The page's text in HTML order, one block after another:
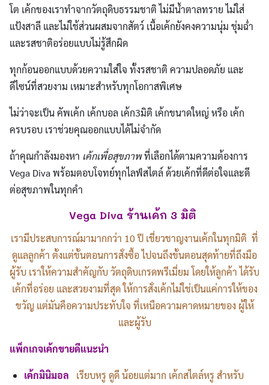
โต เค้กของเราทำจากวัตถุดิบธรรมชาติ ไม่มีน้ำตาลทราย ไม่ใส่
แป้งสาลี และไม่ใช้ส่วนผสมจากสัตว์ เนื้อเค้กยังคงความนุ่ม ชุ่มฉ่ำ
และรสชาติอร่อยแบบไม่รู้สึกผิด
ทุกก้อนออกแบบด้วยความใส่ใจ ทั้งรสชาติ ความปลอดภัย และ
ดีไซน์ที่สวยงาม เหมาะสำหรับทุกโอกาสพิเศษ
ไม่ว่าจะเป็น คัพเค้ก เค้กบอล เค้ก3มิติ เค้กขนาดใหญ่ หรือ เค้ก
ครบรอบ เราช่วยคุณออกแบบได้ไม่จำกัด
ถ้าคุณกำลังมองหา เค้กเพื่อสุขภาพที่เลือกได้ตามความต้องการ
Vega Diva พร้อมตอบโจทย์ทุกไลฟ์สไตล์ ด้วยเค้กที่ดีต่อใจและดี
ต่อสุขภาพในทุกคำ
Vega Diva ร้านเค้ก 3 มิติ
เรามีประสบการณ์มามากกว่า 10 ปี เชี่ยวชาญงานเค้กในทุกมิติ ที่
ดูแลลูกค้า ตั้งแต่ขั้นตอนการสั่งซื้อ ไปจนถึงขั้นตอนสุดท้ายที่ถึงมือ
ผู้รับ เราให้ความสำคัญกับ วัตถุดิบเกรดพรีเมี่ยม โดยให้ลูกค้า ได้รับ
เค้กที่อร่อย และสวยงามที่สุด ให้การสั่งเค้กไม่ใช่เป็นแค่การให้ของ
ขวัญ แต่มันคือความประทับใจ ที่เหนือความคาดหมายของ ผู้ให้
และผู้รับ
แพ็กเกจเค้กขายดีแนะนำ
เค้กมินิมอล
เรียบหรู ดูดี น้อยแต่มาก เค้กสไตล์หรู สำหรับ